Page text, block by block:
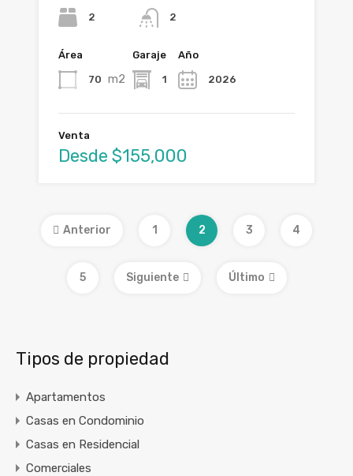
2 2
Área
70 m2
Garaje
1
Año
2026
Venta
Desde $155,000
Anterior 1 2 3 4
5 Siguiente Último
Tipos de propiedad
Apartamentos
Casas en Condominio
Casas en Residencial
Comerciales